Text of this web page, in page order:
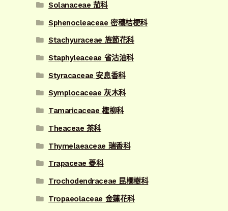
Solanaceae 茄科
Sphenocleaceae 密穗桔梗科
Stachyuraceae 旌節花科
Staphyleaceae 省沽油科
Styracaceae 安息香科
Symplocaceae 灰木科
Tamaricaceae 檉柳科
Theaceae 茶科
Thymelaeaceae 瑞香科
Trapaceae 菱科
Trochodendraceae 昆欄樹科
Tropaeolaceae 金蓮花科